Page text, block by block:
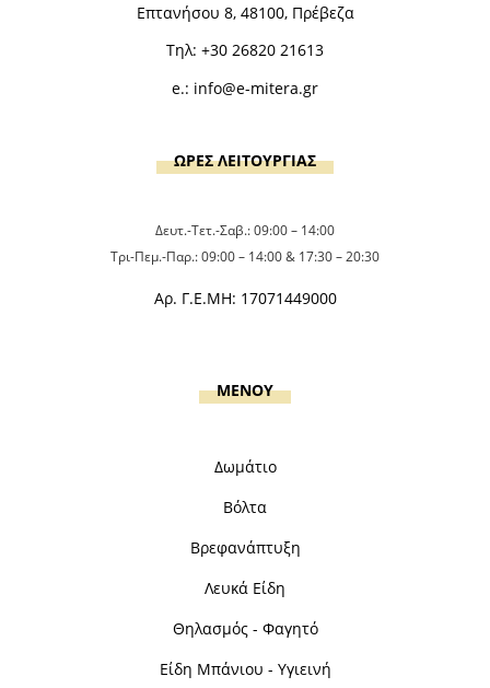
Επτανήσου 8, 48100, Πρέβεζα
Τηλ: +30 26820 21613
e.: info@e-mitera.gr
ΩΡΕΣ ΛΕΙΤΟΥΡΓΙΑΣ
Δευτ.-Τετ.-Σαβ.: 09:00 – 14:00
Τρι-Πεμ.-Παρ.: 09:00 – 14:00 & 17:30 – 20:30
Αρ. Γ.Ε.ΜΗ: 17071449000
MENOY
Δωμάτιο
Βόλτα
Βρεφανάπτυξη
Λευκά Είδη
Θηλασμός - Φαγητό
Είδη Μπάνιου - Υγιεινή